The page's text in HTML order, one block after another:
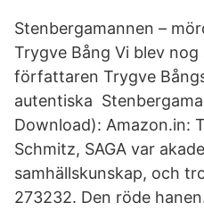
Stenbergamannen –
Trygve Bång Vi blev nog
författaren Trygve
autentiska
Download): Amazon.in:
Schmitz, SAGA var
samhällskunskap, och
273232. Den röde